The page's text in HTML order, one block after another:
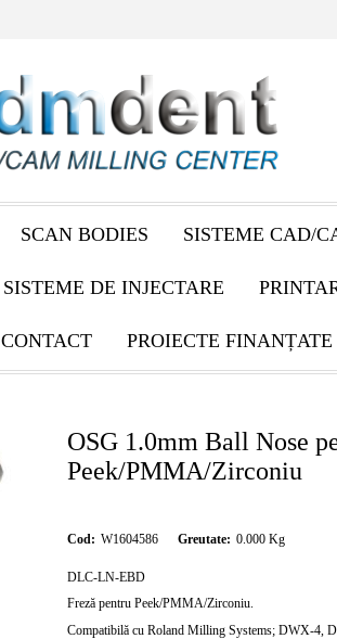
SCAN BODIES SISTEME CAD/
SISTEME DE INJECTARE
CONTACT PROIECTE FINANȚATE
OSG 1.0mm Ball Nose
Peek/PMMA/Zirconiu
Cod: W1604586 Greutate: 0.000 Kg
DLC-LN-EBD
Freză pentru Peek/PMMA/Zirconiu.
Compatibilă cu Roland Milling Systems; DWX-4,